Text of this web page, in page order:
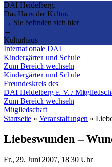
DAI Heidelberg.
Das Haus der Kultur.
→ Sie befinden sich hier
→
Kulturhaus
Internationale DAI
Kindergärten und Schule
Zum Bereich wechseln
Kindergärten und Schule
Freundeskreis des
DAI Heidelberg e. V. /
Zum Bereich wechseln
Mitgliedschaft
Startseite » Veranstaltungen »
Liebeswunden –
Fr., 29. Juni 2007, 18:30 Uhr